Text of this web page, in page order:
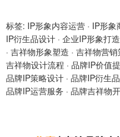
标签: IP形象内容运营 · IP形象
IP衍生品设计 · 企业IP形象打造
· 吉祥物形象塑造 · 吉祥物营销
吉祥物设计流程 · 品牌IP价值
品牌IP策略设计 · 品牌IP衍生
品牌IP运营服务 · 品牌吉祥物